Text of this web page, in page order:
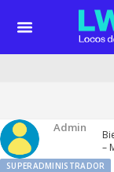
Admin
SUPERADMINISTRADOR
–